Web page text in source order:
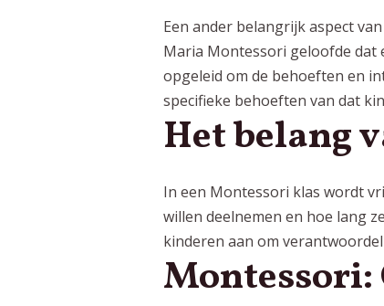
Een ander belangrijk aspect
Maria Montessori geloofde dat
opgeleid om de behoeften en
specifieke behoeften van dat
Het belang
In een Montessori klas wordt
willen deelnemen en hoe lang
kinderen aan om
Montessori: